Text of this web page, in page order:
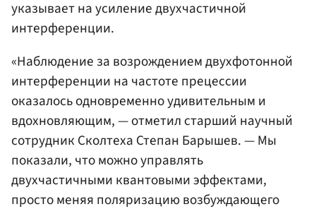
указывает на усиление двухчастичной
интерференции.
«Наблюдение за возрождением двухфотонной
интерференции на частоте прецессии
оказалось одновременно удивительным и
вдохновляющим, — отметил старший научный
сотрудник Сколтеха Степан Барышев. — Мы
показали, что можно управлять
двухчастичными квантовыми эффектами,
просто меняя поляризацию возбуждающего